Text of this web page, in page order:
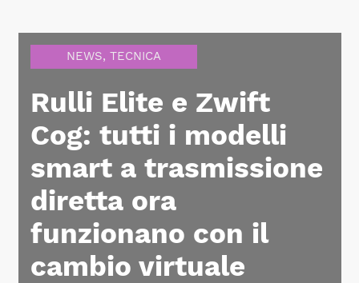
NEWS, TECNICA
Rulli Elite e Zwift
Cog: tutti i modelli
smart a trasmissione
diretta ora
funzionano con il
cambio virtuale